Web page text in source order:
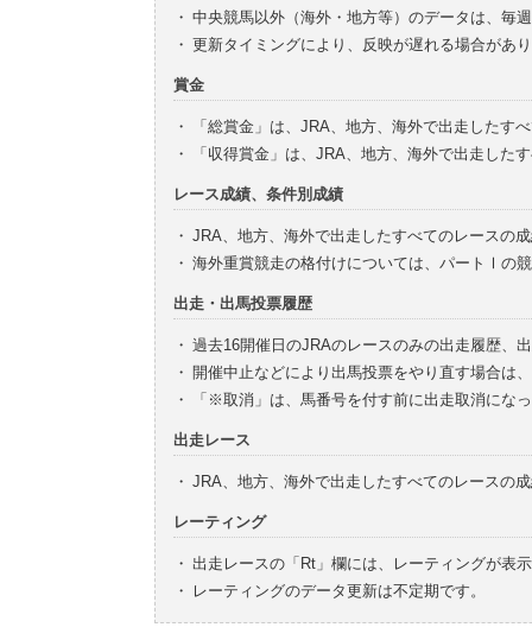
・ 中央競馬以外（海外・地方等）のデータは、毎
・ 更新タイミングにより、反映が遅れる場合があ
賞金
・
「総賞金」は、JRA、地方、海外で出走したす
・
「収得賞金」は、JRA、地方、海外で出走した
レース成績、条件別成績
・ JRA、地方、海外で出走したすべてのレースの
・ 海外重賞競走の格付けについては、パートⅠの
出走・出馬投票履歴
・ 過去16開催日のJRAのレースのみの出走履歴、
・ 開催中止などにより出馬投票をやり直す場合は
・
「※取消」は、馬番号を付す前に出走取消にな
出走レース
・ JRA、地方、海外で出走したすべてのレースの
レーティング
・ 出走レースの「Rt」欄には、レーティングが表
・
レーティングのデータ更新は不定期です。